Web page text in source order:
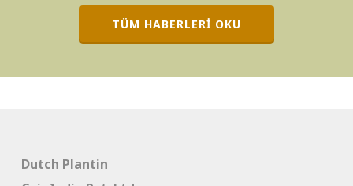
TÜM HABERLERI OKU
Dutch Plantin